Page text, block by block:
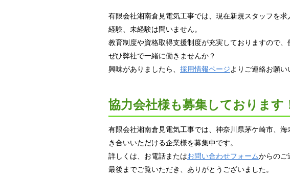
有限会社湘南倉見電気工事では、現在新規スタッフを求
経験、未経験は問いません。
教育制度や資格取得支援制度が充実しておりますので、
ぜひ弊社で一緒に働きませんか？
興味がありましたら、 採用情報ページよりご連絡お願い
協力会社様も募集しております
有限会社湘南倉見電気工事では、神奈川県茅ケ崎市、
き合いいただける企業様を募集中です。
詳しくは、お電話またはお問い合わせフォームからのご
最後までご覧いただき、ありがとうございました。